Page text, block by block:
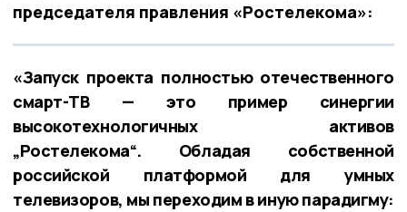
председателя правления «Ростелекома»:
«Запуск проекта полностью отечественного
смарт-ТВ — это пример синергии
высокотехнологичных активов
„Ростелекома“. Обладая собственной
российской платформой для умных
телевизоров, мы переходим в иную парадигму: